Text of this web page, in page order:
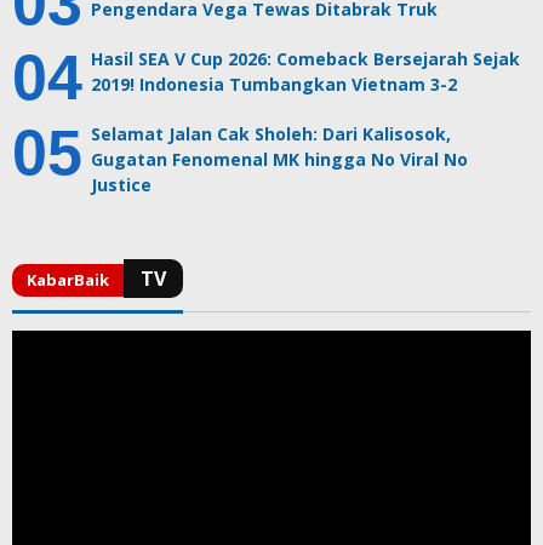
Pengendara Vega Tewas Ditabrak Truk
Hasil SEA V Cup 2026: Comeback Bersejarah Sejak
2019! Indonesia Tumbangkan Vietnam 3-2
Selamat Jalan Cak Sholeh: Dari Kalisosok,
Gugatan Fenomenal MK hingga No Viral No
Justice